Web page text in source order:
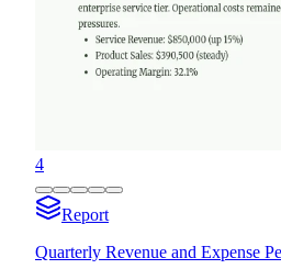
4
Report
Quarterly Revenue and Expense